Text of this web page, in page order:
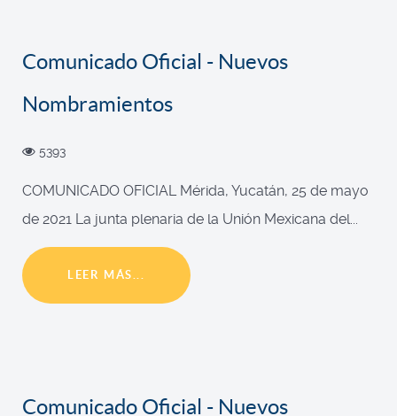
Comunicado Oficial - Nuevos
Nombramientos
5393
COMUNICADO OFICIAL Mérida, Yucatán, 25 de mayo
de 2021 La junta plenaria de la Unión Mexicana del...
LEER MÁS...
Comunicado Oficial - Nuevos